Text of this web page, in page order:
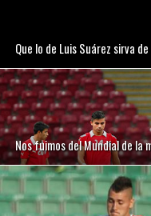
Que lo de Luis Suárez sirva
Nos fuimos del Mundial de la